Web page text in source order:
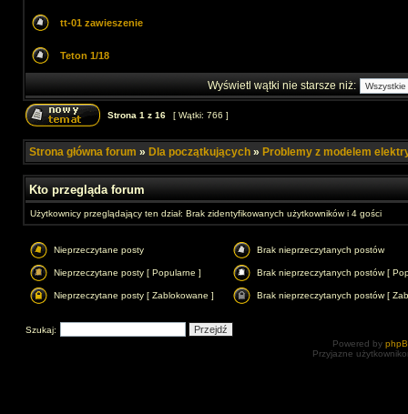
tt-01 zawieszenie
Teton 1/18
Wyświetl wątki nie starsze niż:
Strona 1 z 16 [ Wątki: 766 ]
Strona główna forum » Dla początkujących » Problemy z modelem
Kto przegląda forum
Użytkownicy przeglądający ten dział: Brak zidentyfikowanych użytkowników i 4 gości
Nieprzeczytane posty Brak nieprzeczytanych postów
Nieprzeczytane posty [ Popularne ] Brak nieprzeczytanych postów [
Nieprzeczytane posty [ Zablokowane ] Brak nieprzeczytanych postów [
Szukaj:
Powered by
Przyjazne